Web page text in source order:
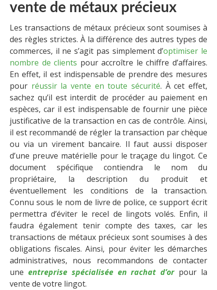
vente de métaux précieux
Les transactions de métaux précieux sont soumises à
des règles strictes. À la différence des autres types de
commerces, il ne s’agit pas simplement d’optimiser le
nombre de clients pour accroître le chiffre d’affaires.
En effet, il est indispensable de prendre des mesures
pour réussir la vente en toute sécurité. À cet effet,
sachez qu’il est interdit de procéder au paiement en
espèces, car il est indispensable de fournir une pièce
justificative de la transaction en cas de contrôle. Ainsi,
il est recommandé de régler la transaction par chèque
ou via un virement bancaire. Il faut aussi disposer
d’une preuve matérielle pour le traçage du lingot. Ce
document spécifique contiendra le nom du
propriétaire, la description du produit et
éventuellement les conditions de la transaction.
Connu sous le nom de livre de police, ce support écrit
permettra d’éviter le recel de lingots volés. Enfin, il
faudra également tenir compte des taxes, car les
transactions de métaux précieux sont soumises à des
obligations fiscales. Ainsi, pour éviter les démarches
administratives, nous recommandons de contacter
une entreprise spécialisée en rachat d’orpour la
vente de votre lingot.